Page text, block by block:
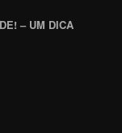
– UM DICA